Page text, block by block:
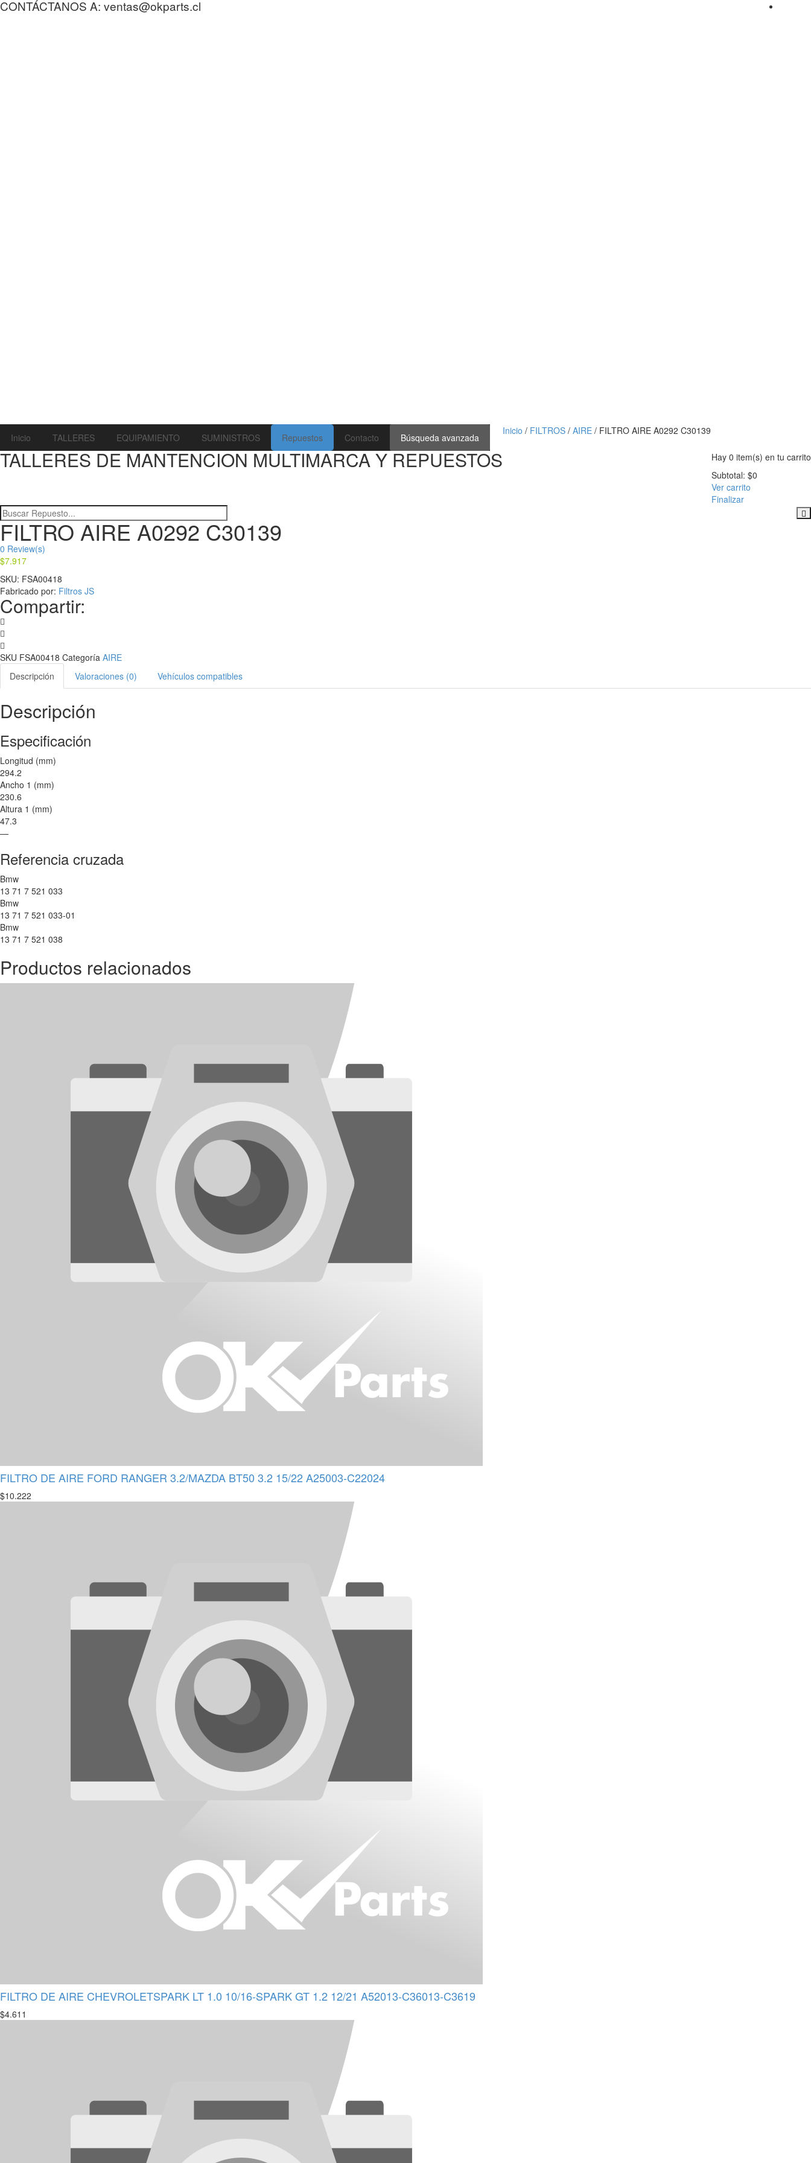
CONTÁCTANOS A: ventas@okparts.cl
Inicio TALLERES EQUIPAMIENTO SUMINISTROS Repuestos Contacto Búsqueda avanzada
TALLERES DE MANTENCION MULTIMARCA Y REPUESTOS Hay 0 item(s) en tu carrito
Subtotal: $0
Ver carrito
Finalizar
Inicio / FILTROS / AIRE / FILTRO AIRE A0292 C30139
FILTRO AIRE A0292 C30139
0 Review(s)
$7.917
SKU: FSA00418
Fabricado por: Filtros JS
Compartir:
SKU FSA00418 Categoría AIRE
Descripción
Valoraciones (0) Vehículos compatibles
Descripción
Especificación
Longitud (mm)
294.2
Ancho 1 (mm)
230.6
Altura 1 (mm)
47.3
—
Referencia cruzada
Bmw
13 71 7 521 033
Bmw
13 71 7 521 033-01
Bmw
13 71 7 521 038
Productos relacionados
FILTRO DE AIRE FORD RANGER 3.2/MAZDA BT50 3.2 15/22 A25003-C22024
$10.222
FILTRO DE AIRE CHEVROLETSPARK LT 1.0 10/16-SPARK GT 1.2 12/21 A52013-C36013-C3619
$4.611